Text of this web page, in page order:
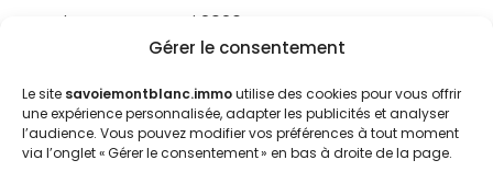
Gérer le consentement
Le site savoiemontblanc.immoutilise des cookies pour vous offrir
une expérience personnalisée, adapter les publicités et analyser
l’audience. Vous pouvez modifier vos préférences à tout moment
via l’onglet « Gérer le consentement » en bas à droite de la page.
Parutions presse Mai 2026
Parutions presse Avril 2026
7 août 2026
Un bilan très positif pour la saison d’hiver en pays de